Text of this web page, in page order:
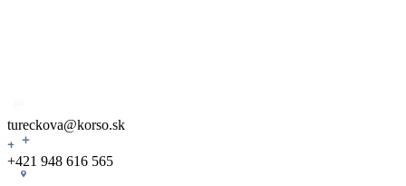
tureckova@korso.sk
+421 948 616 565